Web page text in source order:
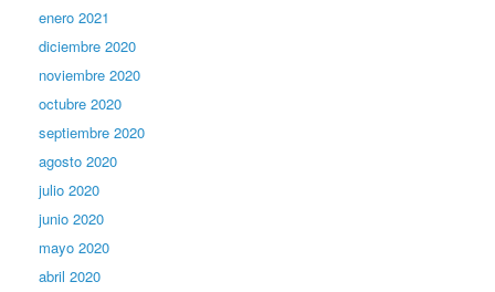
enero 2021
diciembre 2020
noviembre 2020
octubre 2020
septiembre 2020
agosto 2020
julio 2020
junio 2020
mayo 2020
abril 2020